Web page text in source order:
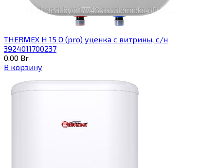
THERMEX H 15 O (pro) уценка с витрины, с/н
3924011700237
0,00 Br
В корзину